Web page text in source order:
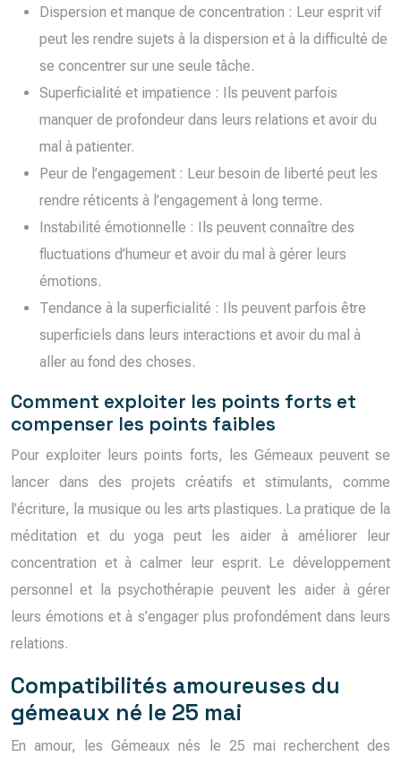
Dispersion et manque de concentration : Leur esprit vif
peut les rendre sujets à la dispersion et à la difficulté de
se concentrer sur une seule tâche.
Superficialité et impatience : Ils peuvent parfois
manquer de profondeur dans leurs relations et avoir du
mal à patienter.
Peur de l’engagement : Leur besoin de liberté peut les
rendre réticents à l’engagement à long terme.
Instabilité émotionnelle : Ils peuvent connaître des
fluctuations d’humeur et avoir du mal à gérer leurs
émotions.
Tendance à la superficialité : Ils peuvent parfois être
superficiels dans leurs interactions et avoir du mal à
aller au fond des choses.
Comment exploiter les points forts et
compenser les points faibles
Pour exploiter leurs points forts, les Gémeaux peuvent se
lancer dans des projets créatifs et stimulants, comme
l’écriture, la musique ou les arts plastiques. La pratique de la
méditation et du yoga peut les aider à améliorer leur
concentration et à calmer leur esprit. Le développement
personnel et la psychothérapie peuvent les aider à gérer
leurs émotions et à s’engager plus profondément dans leurs
relations.
Compatibilités amoureuses du
gémeaux né le 25 mai
En amour, les Gémeaux nés le 25 mai recherchent des